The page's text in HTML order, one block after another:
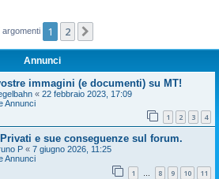
argomenti 1 2
Annunci
immagini (e documenti) su MT!
« 22 febbraio 2023, 17:09
Annunci
1 2 3 4
e sue conseguenze sul forum.
P « 7 giugno 2026, 11:25
Annunci
1 … 8 9 10 11